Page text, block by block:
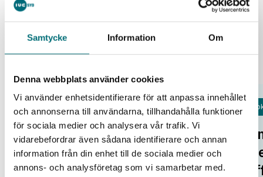
Samtycke Information Om
Denna webbplats använder cookies
Vi använder enhetsidentifierare för att anpassa innehållet
och annonserna till användarna, tillhandahålla funktioner
för sociala medier och analysera vår trafik. Vi
vidarebefordrar även sådana identifierare och annan
information från din enhet till de sociala medier och
annons- och analysföretag som vi samarbetar med.
Open Lab Day hos IUC Syd
IUC Syd/Malmö
Alla pratar om potentialen i ny
teknik. Smarta system, automation,